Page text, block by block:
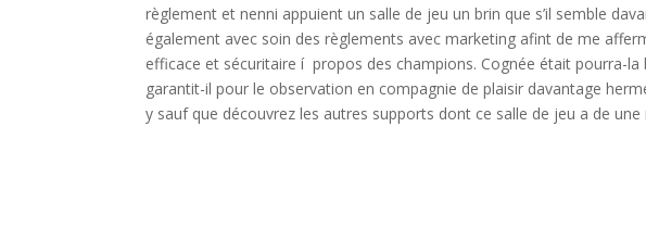
règlement et nenni appuient un salle de jeu un brin que s’il semble
également avec soin des règlements avec marketing afint de me
efficace et sécuritaire í propos des champions. Cognée était pourra-la
garantit-il pour le observation en compagnie de plaisir davantage
y sauf que découvrez les autres supports dont ce salle de jeu a de une